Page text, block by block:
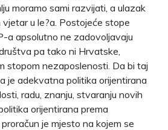
moramo sami razvijati, a ulazak
u le?a. Postojeće stope
a apsolutno ne zadovoljavaju
pa tako ni Hrvatske,
stopom nezaposlenosti. Da bi taj
je adekvatna politika orijentirana
radu, znanju, stvaranju novih
orijentirana prema
je mjesto na kojem se